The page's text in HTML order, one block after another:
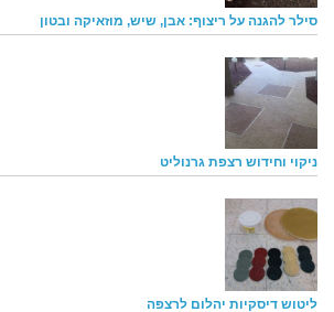
סילר להגנה על ריצוף: אבן, שיש, מוזאיקה ובטון
ניקוי וחידוש רצפת גרנוליט
ליטוש דיסקיות יהלום לרצפה